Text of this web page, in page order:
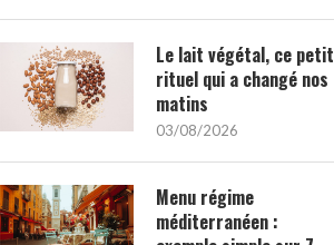
Le lait végétal, ce petit
rituel qui a changé nos
matins
03/08/2026
Menu régime
méditerranéen :